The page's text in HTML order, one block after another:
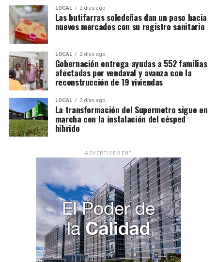
LOCAL 2 días ago
Las butifarras soledeñas dan un paso hacia
nuevos mercados con su registro sanitario
LOCAL 2 días ago
Gobernación entrega ayudas a 552 familias
afectadas por vendaval y avanza con la
reconstrucción de 19 viviendas
LOCAL 2 días ago
La transformación del Supermetro sigue en
marcha con la instalación del césped
híbrido
ADVERTISEMENT